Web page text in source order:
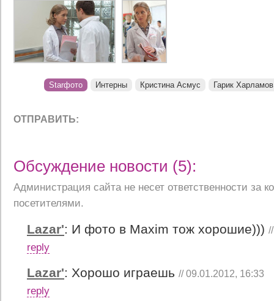
Starфото Интерны Кристина Асмус Гарик Харламов
ОТПРАВИТЬ:
Обсуждение новости (5):
Администрация сайта не несет ответственности за
посетителями.
Lazar': И фото в Maxim тож хорошие)))
reply
Lazar': Хорошо играешь // 09.01.2012, 16:33
reply